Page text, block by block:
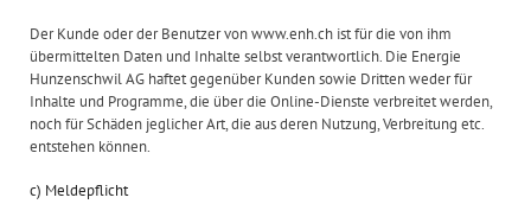
Der Kunde oder der Benutzer von www.enh.ch ist für die von ihm
übermittelten Daten und Inhalte selbst verantwortlich. Die Energie
Hunzenschwil AG haftet gegenüber Kunden sowie Dritten weder für
Inhalte und Programme, die über die Online-Dienste verbreitet werden,
noch für Schäden jeglicher Art, die aus deren Nutzung, Verbreitung etc.
entstehen können.
c) Meldepflicht